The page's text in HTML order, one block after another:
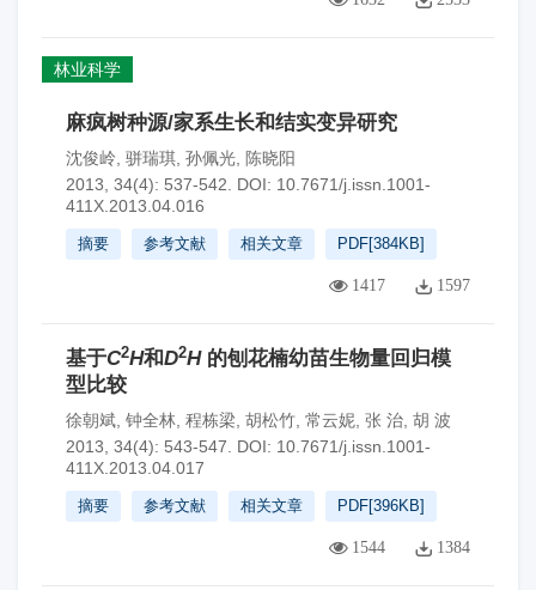
林业科学
麻疯树种源/家系生长和结实变异研究
沈俊岭 骈瑞琪 孙佩光
陈晓阳
2013, 34(4): 537-542.
DOI: 10.7671/j.issn.1001-
411X.2013.04.016
摘要 参考文献 相关文章 PDF[384KB]
1417 1597
基于C2H和D2H的刨花楠幼苗生物量回归模
型比较
徐朝斌 钟全林 程栋梁 胡松竹 常云妮 张 治 胡 波
2013, 34(4): 543-547.
DOI: 10.7671/j.issn.1001-
411X.2013.04.017
摘要 参考文献 相关文章 PDF[396KB]
1544 1384